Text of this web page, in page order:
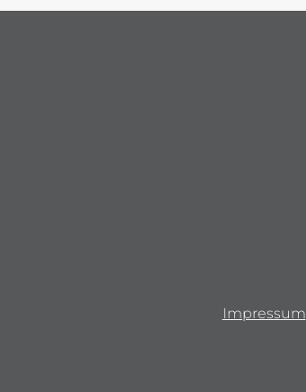
Impressum